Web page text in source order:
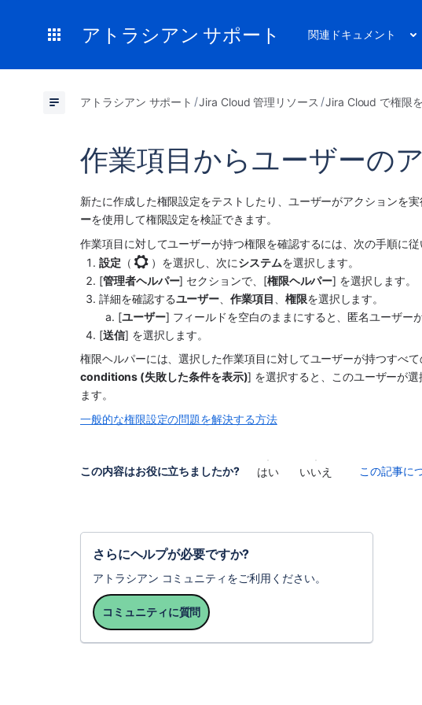
アトラシアン サポート 関連ドキュメント
アトラシアン サポート Jira Cloud 管理リソース Jira Cloud で権限
作業項目からユーザーの
新たに作成した権限設定をテストしたり、ユーザーがアクションを実
ーを使用して権限設定を検証できます。
作業項目に対してユーザーが持つ権限を確認するには、次の手順に従
設定 （ ）を選択し、次にシステムを選択します。
[管理者ヘルパー] セクションで、[権限ヘルパー] を選択します。
詳細を確認するユーザー 、作業項目 権限を選択します。
[ユーザー] フィールドを空白のままにすると、匿名ユーザー
[送信] を選択します。
権限ヘルパーには、選択した作業項目に対してユーザーが持つすべ
conditions (失敗した条件を表示)] を選択すると、このユーザーが
ます。
一般的な権限設定の問題を解決する方法
この内容はお役に立ちましたか? はい いいえ この記事に
さらにヘルプが必要ですか?
アトラシアン コミュニティをご利用ください。
コミュニティに質問